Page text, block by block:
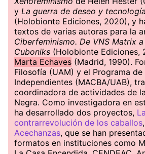
y La guerra de deseo y tecnología
(Holobionte Ediciones, 2020), y
textos de varias autoras para la
Ciberfeminismo. De VNS Matrix
Cuboniks (Holobionte Ediciones,
Marta Echaves (Madrid, 1990).
Filosofía (UAM) y el Programa de
Independientes (MACBA/UAB),
coordinadora de actividades de
Negra. Como investigadora en
ha desarrollado dos proyectos, La
contrarrevolución de los caballos
Acechanzas, que se han
formatos en instituciones como